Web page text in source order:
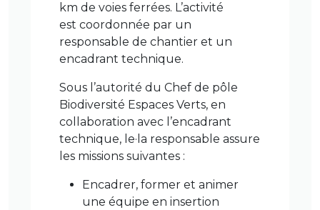
km de voies ferrées. L’activité
est coordonnée par un
responsable de chantier et un
encadrant technique.
Sous l’autorité du Chef de pôle
Biodiversité Espaces Verts, en
collaboration avec l’encadrant
technique, le·la responsable assure
les missions suivantes :
Encadrer, former et animer
une équipe en insertion